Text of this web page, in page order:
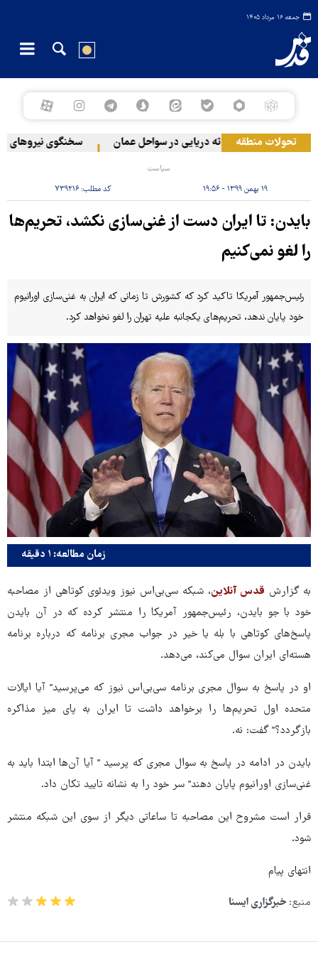
جمعه ۱۶ مرداد ۱۴۰۵
تحولات منطقه
وقوع حادثه دریایی در سواحل عمان سخنگوی نیروهای
سیاست
۱۹ بهمن ۱۳۹۹ - ۱۹:۵۶ کد مطلب: ۷۳۹۲۱۶
بایدن: تا ایران دست از غنی‌سازی نکشد، تحریم‌ها
را لغو نمی‌کنیم
رئیس‌جمهور آمریکا تاکید کرد که کشورش تا زمانی که ایران به غنی‌سازی اورانیوم
خود پایان ندهد، تحریم‌های یکجانبه علیه تهران را لغو نخواهد کرد.
زمان مطالعه: ۱ دقیقه
به گزارش قدس آنلاین، شبکه سی‌بی‌اس نیوز ویدئوی کوتاهی از مصاحبه
خود با جو بایدن، رئیس‌جمهور آمریکا را منتشر کرده که در آن بایدن
پاسخ‌های کوتاهی با بله یا خیر در جواب مجری برنامه که درباره برنامه
هسته‌ای ایران سوال می‌کند، می‌دهد.
او در پاسخ به سوال مجری برنامه‌ سی‌بی‌اس نیوز که می‌پرسید" آیا ایالات
متحده اول تحریم‌ها را برخواهد داشت تا ایران به پای میز مذاکره
بازگردد؟" گفت: نه.
بایدن در ادامه در پاسخ به سوال مجری که پرسید " آیا آن‌ها ابتدا باید به
غنی‌سازی اورانیوم پایان دهند" سر خود را به نشانه تایید تکان داد.
قرار است مشروح این مصاحبه تا ساعاتی دیگر از سوی این شبکه منتشر
شود.
انتهای پیام
منبع: خبرگزاری ایسنا